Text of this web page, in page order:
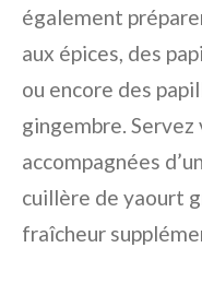
également
aux épices, des
ou encore des
gingembre.
accompagnées
cuillère de yaourt
fraîcheur